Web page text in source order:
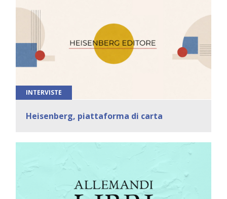
INTERVISTE
Heisenberg, piattaforma di carta